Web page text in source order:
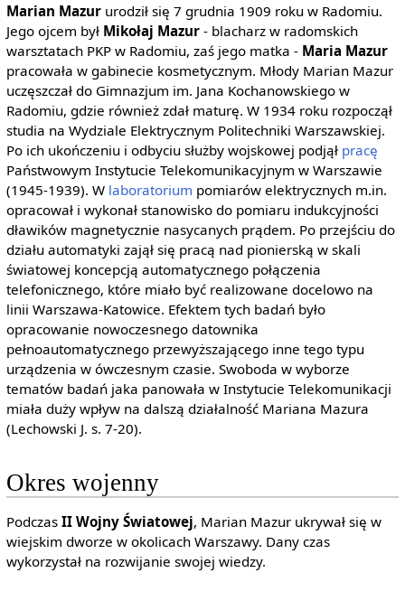
Marian Mazururodził się 7 grudnia 1909 roku w Radomiu.
Jego ojcem był Mikołaj Mazur- blacharz w radomskich
warsztatach PKP w Radomiu, zaś jego matka - Maria Mazur
pracowała w gabinecie kosmetycznym. Młody Marian Mazur
uczęszczał do Gimnazjum im. Jana Kochanowskiego w
Radomiu, gdzie również zdał maturę. W 1934 roku rozpoczął
studia na Wydziale Elektrycznym Politechniki Warszawskiej.
Po ich ukończeniu i odbyciu służby wojskowej podjął pracę
Państwowym Instytucie Telekomunikacyjnym w Warszawie
(1945-1939). W laboratorium pomiarów elektrycznych m.in.
opracował i wykonał stanowisko do pomiaru indukcyjności
dławików magnetycznie nasycanych prądem. Po przejściu do
działu automatyki zajął się pracą nad pionierską w skali
światowej koncepcją automatycznego połączenia
telefonicznego, które miało być realizowane docelowo na
linii Warszawa-Katowice. Efektem tych badań było
opracowanie nowoczesnego datownika
pełnoautomatycznego przewyższającego inne tego typu
urządzenia w ówczesnym czasie. Swoboda w wyborze
tematów badań jaka panowała w Instytucie Telekomunikacji
miała duży wpływ na dalszą działalność Mariana Mazura
(Lechowski J. s. 7-20).
Okres wojenny
Podczas II Wojny Światowej, Marian Mazur ukrywał się w
wiejskim dworze w okolicach Warszawy. Dany czas
wykorzystał na rozwijanie swojej wiedzy.